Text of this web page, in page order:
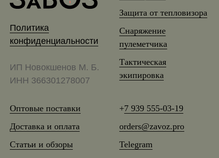
Политика
конфиденциальности
ИП Новокшенов М. Б.
ИНН 366301278007
Защита от тепловизора
Снаряжение
пулеметчика
Тактическая
экипировка
Оптовые поставки
Доставка и оплата
Статьи и обзоры
+7 939 555-03-19
orders@zavoz.pro
Telegram